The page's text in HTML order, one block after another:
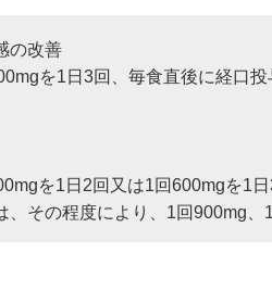
の改善
を1日3回、毎食直後に経口
を1日2回又は1回600mgを1日
その程度により、1回900mg、